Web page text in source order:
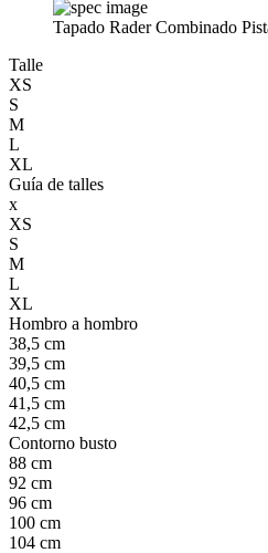
Tapado Rader Combinado
Talle
XS
S
M
L
XL
Guía de talles
x
XS
S
M
L
XL
Hombro a hombro
38,5 cm
39,5 cm
40,5 cm
41,5 cm
42,5 cm
Contorno busto
88 cm
92 cm
96 cm
100 cm
104 cm